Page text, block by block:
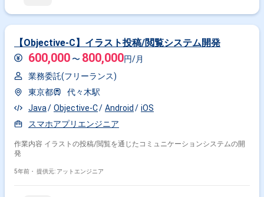
【Objective-C】イラスト投稿/閲覧システム開発
600,000 〜 800,000円/月
業務委託(フリーランス)
東京都
代々木駅
Java
Objective-C Android
iOS
スマホアプリエンジニア
作業内容 イラストの投稿/閲覧を通じたコミュニケーションシステムの開
発
5年前・ 提供元: アットエンジニア